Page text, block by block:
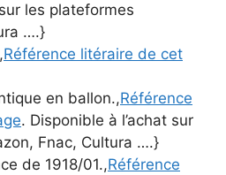
les plateformes
….}
Référence litéraire de cet
en ballon.,Référence
. Disponible à l’achat sur
Fnac, Cultura ….}
de 1918/01.,Référence